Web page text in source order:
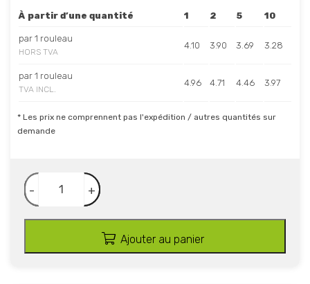
À partir d’une quantité 1 2 5 10
par 1 rouleau
HORS TVA
4.10 3.90 3.69 3.28
par 1 rouleau
TVA INCL.
4.96 4.71 4.46 3.97
* Les prix ne comprennent pas l'expédition / autres quantités sur
demande
- +
Ajouter au panier